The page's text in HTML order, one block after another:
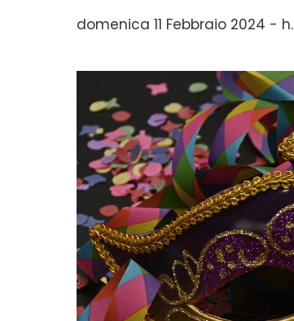
domenica 11 Febbraio 2024 - h.